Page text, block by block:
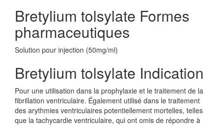
Bretylium tolsylate Formes
pharmaceutiques
Solution pour injection (50mg/ml)
Bretylium tolsylate Indication
Pour une utilisation dans la prophylaxie et le traitement de la
fibrillation ventriculaire. Également utilisé dans le traitement
des arythmies ventriculaires potentiellement mortelles, telles
que la tachycardie ventriculaire, qui ont omis de répondre à